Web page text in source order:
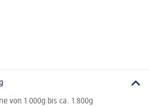
von 1.000g bis ca. 1.800g